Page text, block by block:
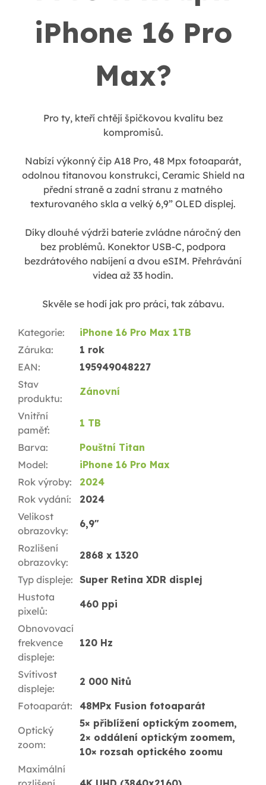
iPhone 16 Pro
Max?
Pro ty, kteří chtějí špičkovou kvalitu bez
kompromisů.
Nabízí výkonný čip A18 Pro, 48 Mpx fotoaparát,
odolnou titanovou konstrukci, Ceramic Shield na
přední straně a zadní stranu z matného
texturovaného skla a velký 6,9” OLED displej.
Díky dlouhé výdrži baterie zvládne náročný den
bez problémů. Konektor USB-C, podpora
bezdrátového nabíjení a dvou eSIM. Přehrávání
videa až 33 hodin.
Skvěle se hodí jak pro práci, tak zábavu.
Kategorie:
iPhone 16 Pro Max 1TB
Záruka:
1 rok
EAN:
195949048227
Stav
produktu:
Zánovní
Vnitřní
paměť:
1 TB
Barva:
Pouštní Titan
Model:
iPhone 16 Pro Max
Rok výroby:
2024
Rok vydání:
2024
Velikost
obrazovky:
6,9"
Rozlišení
obrazovky:
2868 x 1320
Typ displeje: Super Retina XDR displej
Hustota
pixelů:
460 ppi
Obnovovací
frekvence
displeje:
120 Hz
Svítivost
displeje:
2 000 Nitů
Fotoaparát: 48MPx Fusion fotoaparát
Optický
zoom:
5× přiblížení optickým zoomem,
2× oddálení optickým zoomem,
10× rozsah optického zoomu
Maximální